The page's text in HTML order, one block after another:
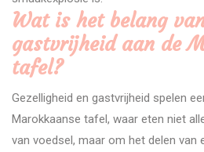
Wat is het belang
gastvrijheid aan de
tafel?
Gezelligheid en gastvrijheid spelen
Marokkaanse tafel, waar eten niet
van voedsel, maar om het delen van